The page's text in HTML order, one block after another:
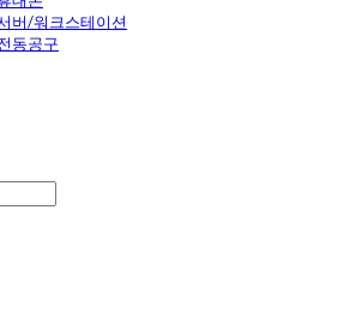
버/워크스테이션
동공구